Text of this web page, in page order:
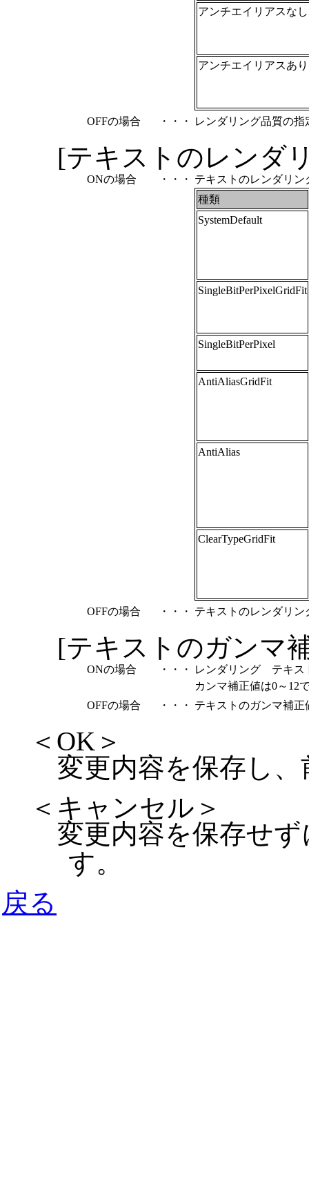
アンチエイリアスなし
アンチエイリアスあり
OFFの場合 ・・・ レンダリング品質の
[テキストのレンダ
ONの場合 ・・・
テキストのレンダリ
種類
SystemDefault
SingleBitPerPixelGridFit
SingleBitPerPixel
AntiAliasGridFit
AntiAlias
ClearTypeGridFit
OFFの場合 ・・・ テキストのレンダリ
[テキストのガンマ
ONの場合 ・・・
レンダリング テキス
カンマ補正値は0～12
OFFの場合
・・・ テキストのガンマ補
＜OK＞
変更内容を保存し
＜キャンセル＞
変更内容を保存せ
す。
戻る